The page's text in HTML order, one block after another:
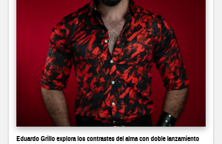
Eduardo Grillo explora los contrastes del alma con doble lanzamiento